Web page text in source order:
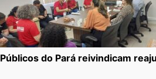
Públicos do Pará reivindicam